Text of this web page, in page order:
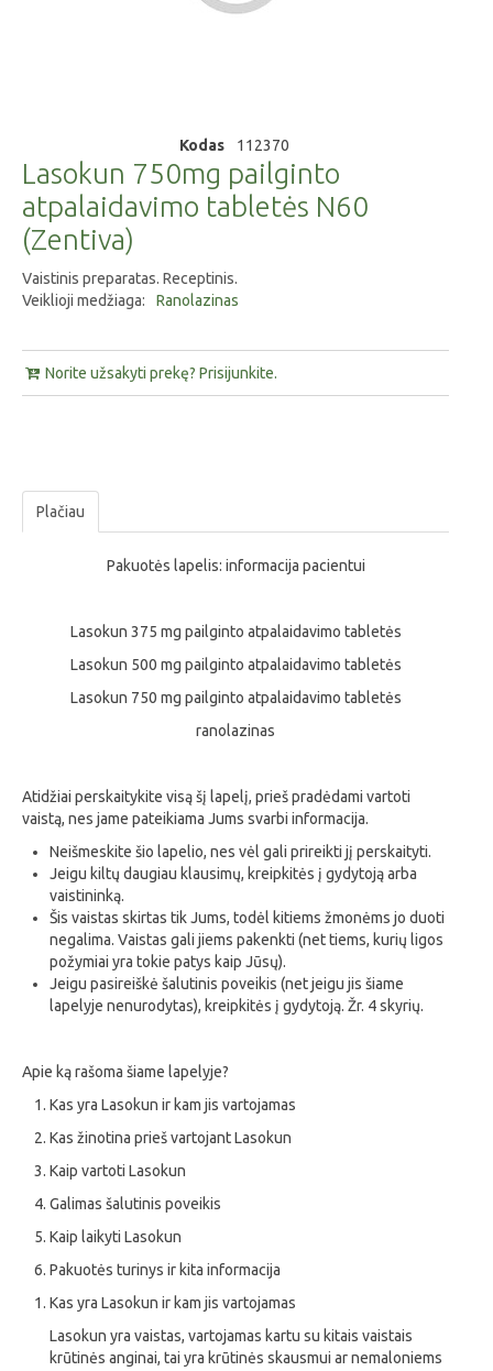
Kodas 112370
Lasokun 750mg pailginto
atpalaidavimo tabletės N60
(Zentiva)
Vaistinis preparatas. Receptinis.
Veiklioji medžiaga:
Ranolazinas
Norite užsakyti prekę? Prisijunkite.
Plačiau
Pakuotės lapelis: informacija pacientui
Lasokun 375 mg pailginto atpalaidavimo tabletės
Lasokun 500 mg pailginto atpalaidavimo tabletės
Lasokun 750 mg pailginto atpalaidavimo tabletės
ranolazinas
Atidžiai perskaitykite visą šį lapelį, prieš pradėdami vartoti
vaistą, nes jame pateikiama Jums svarbi informacija.
Neišmeskite šio lapelio, nes vėl gali prireikti jį perskaityti.
Jeigu kiltų daugiau klausimų, kreipkitės į gydytoją arba
vaistininką.
Šis vaistas skirtas tik Jums, todėl kitiems žmonėms jo duoti
negalima. Vaistas gali jiems pakenkti (net tiems, kurių ligos
požymiai yra tokie patys kaip Jūsų).
Jeigu pasireiškė šalutinis poveikis (net jeigu jis šiame
lapelyje nenurodytas), kreipkitės į gydytoją. Žr. 4 skyrių.
Apie ką rašoma šiame lapelyje?
Kas yra Lasokun ir kam jis vartojamas
Kas žinotina prieš vartojant Lasokun
Kaip vartoti Lasokun
Galimas šalutinis poveikis
Kaip laikyti Lasokun
Pakuotės turinys ir kita informacija
Kas yra Lasokun ir kam jis vartojamas
Lasokun yra vaistas, vartojamas kartu su kitais vaistais
krūtinės anginai, tai yra krūtinės skausmui ar nemaloniems